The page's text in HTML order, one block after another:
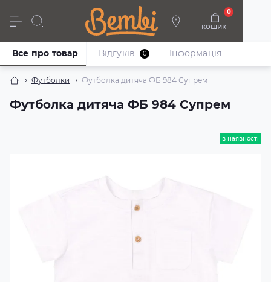
кошик
0
Дівчата Хлопці Немовлята Взуття
Футболки Футболка дитяча ФБ 984 Супрем
Футболка дитяча ФБ 984 Супрем
Все про товар Відгуків 0 Iнформація
в наявності